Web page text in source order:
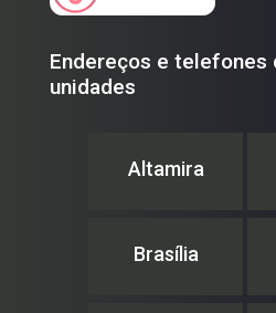
Endereços e telefones
unidades
Altamira
Brasília